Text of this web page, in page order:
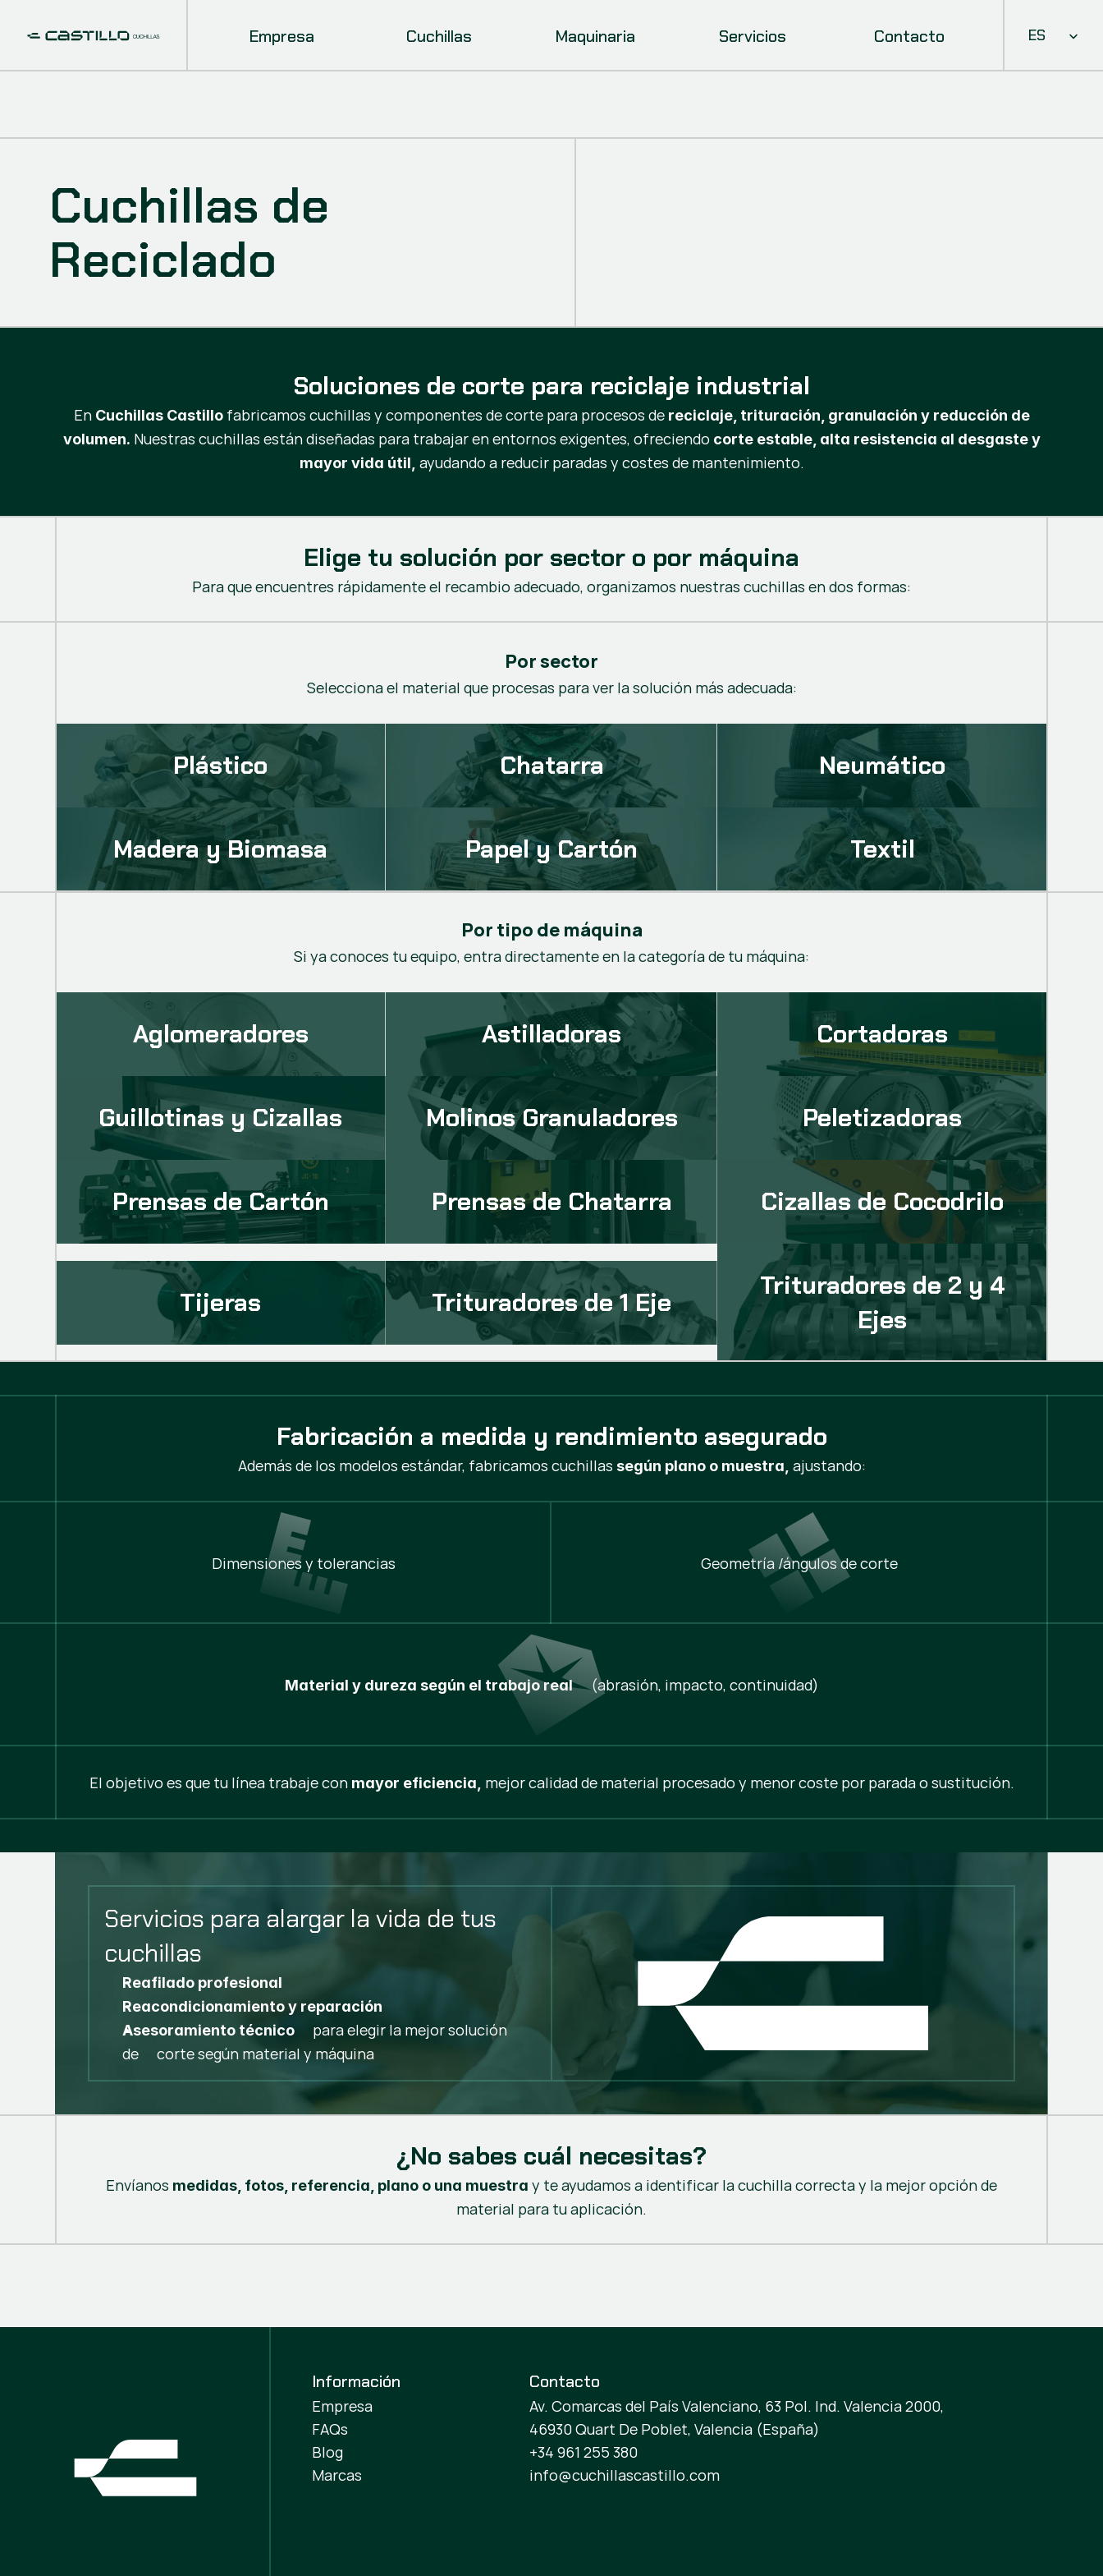
Empresa Cuchillas Maquinaria Servicios Contacto Select
ES
Cuchillas de
Reciclado
Soluciones de corte para reciclaje industrial
En Cuchillas Castillofabricamos cuchillas y componentes de corte para procesos de reciclaje, trituración, granulación y reducción de
volumen. Nuestras cuchillas están diseñadas para trabajar en entornos exigentes, ofreciendo corte estable, alta resistencia al desgaste y
mayor vida útil, ayudando a reducir paradas y costes de mantenimiento.
Elige tu solución por sector o por máquina
Para que encuentres rápidamente el recambio adecuado, organizamos nuestras cuchillas en dos formas:
Por sector
Selecciona el material que procesas para ver la solución más adecuada:
Plástico Chatarra Neumático
Madera y Biomasa Papel y Cartón Textil
Por tipo de máquina
Si ya conoces tu equipo, entra directamente en la categoría de tu máquina:
Aglomeradores Astilladoras Cortadoras
Guillotinas y Cizallas Molinos Granuladores Peletizadoras
Prensas de Cartón Prensas de Chatarra Cizallas de Cocodrilo
Tijeras Trituradores de 1 Eje
Trituradores de 2 y 4
Ejes
Fabricación a medida y rendimiento asegurado
Además de los modelos estándar, fabricamos cuchillas según plano o muestra, ajustando:
Dimensiones y tolerancias Geometría /ángulos de corte
Material y dureza según el trabajo real(abrasión, impacto, continuidad)
El objetivo es que tu línea trabaje con mayor eficiencia, mejor calidad de material procesado y menor coste por parada o sustitución.
Servicios para alargar la vida de tus
cuchillas
Reafilado profesional
Reacondicionamiento y reparación
Asesoramiento técnico para elegir la mejor solución
de corte según material y máquina
¿No sabes cuál necesitas?
Envíanos medidas, fotos, referencia, plano o una muestra y te ayudamos a identificar la cuchilla correcta y la mejor opción de
material para tu aplicación.
Información
Empresa
FAQs
Blog
Marcas
Contacto
Av. Comarcas del País Valenciano, 63 Pol. Ind. Valencia 2000,
46930 Quart De Poblet, Valencia (España)
+34 961 255 380
info@cuchillascastillo.com